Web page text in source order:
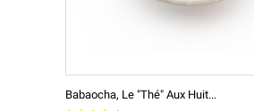
Babaocha, Le "thé" Aux Huit...